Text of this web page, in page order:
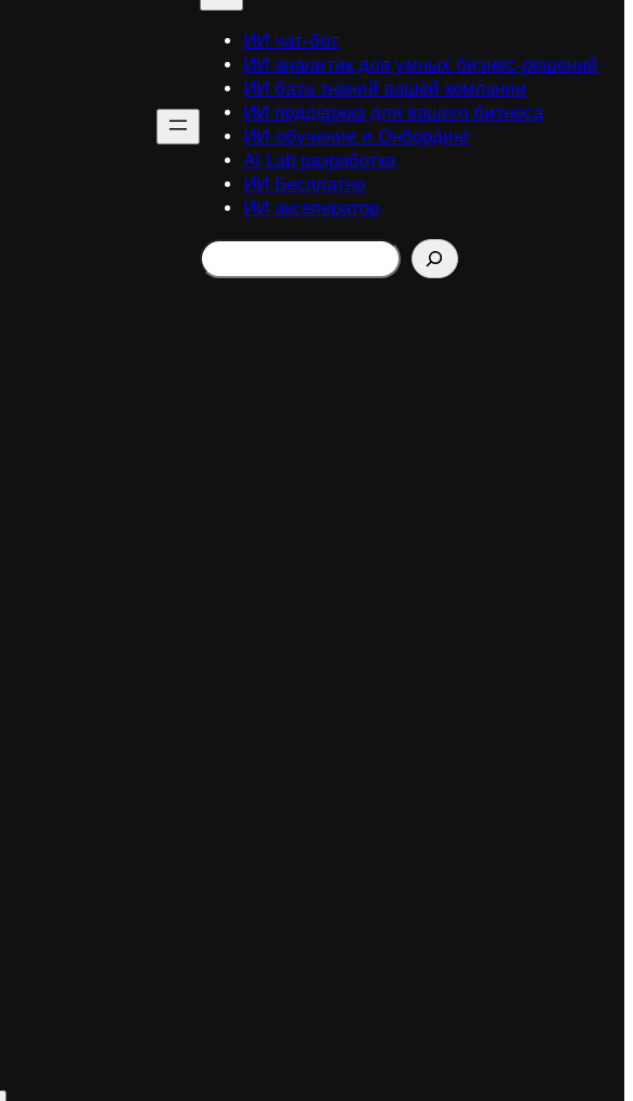
ИИ чат-бот
ИИ аналитик для умных бизнес-решений
ИИ база знаний вашей компании
ИИ поддержка для вашего бизнеса
ИИ-обучение и Онбординг
AI Lab разработка
ИИ Бесплатно
ИИ акселератор
Search